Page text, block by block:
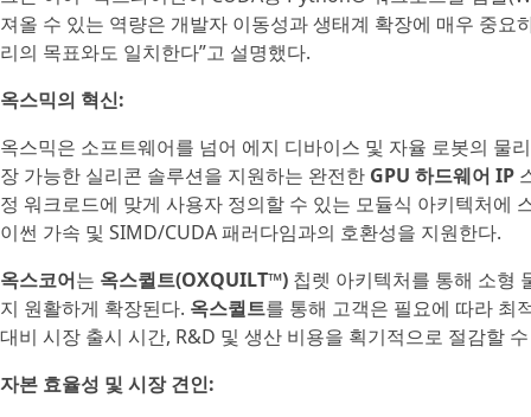
져올 수 있는 역량은 개발자 이동성과 생태계 확장에 매우 중
리의 목표와도 일치한다”고 설명했다.
옥스믹의 혁신:
옥스믹은 소프트웨어를 넘어 에지 디바이스 및 자율 로봇의 물
장 가능한 실리콘 솔루션을 지원하는 완전한 GPU 하드웨어 IP
정 워크로드에 맞게 사용자 정의할 수 있는 모듈식 아키텍처에
이썬 가속 및 SIMD/CUDA 패러다임과의 호환성을 지원한다.
옥스코어는 옥스퀼트(OXQUILT™) 칩렛 아키텍처를 통해 소형
지 원활하게 확장된다. 옥스퀼트를 통해 고객은 필요에 따라 최
대비 시장 출시 시간, R&D 및 생산 비용을 획기적으로 절감할
자본 효율성 및 시장 견인: